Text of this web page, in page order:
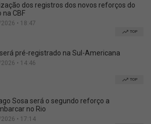
dos registros dos novos reforços do
na CBF
• 18:47
TOP
pré-registrado na Sul-Americana
• 14:46
TOP
Sosa será o segundo reforço a
no Rio
• 17:14